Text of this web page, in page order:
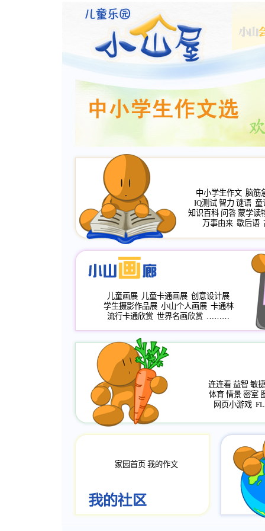
中小学生作文 脑筋
IQ测试 智力 谜语 童
知识百科 问答 蒙学读
万事由来 歇后语
儿童画展 儿童卡通画展 创意设计展
学生摄影作品展 小山个人画展 卡通林
流行卡通欣赏 世界名画欣赏 ………
连连看 益智 敏捷
体育 情景 密室
网页小游戏
家园首页 我的作文